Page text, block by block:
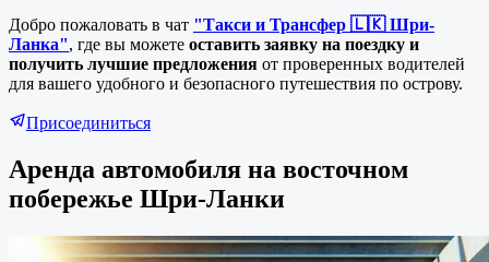
Добро пожаловать в чат "Такси и Трансфер 🇱🇰 Шри-
Ланка", где вы можете оставить заявку на поездку и
получить лучшие предложения от проверенных водителей
для вашего удобного и безопасного путешествия по острову.
Присоединиться
Аренда автомобиля на восточном
побережье Шри-Ланки